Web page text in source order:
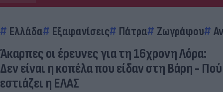
Ελλάδα Εξαφανίσεις Πάτρα Ζωγράφου
Άκαρπες οι έρευνες για τη 16χρονη Λόρα:
Δεν είναι η κοπέλα που είδαν στη Βάρη - Πού
εστιάζει η ΕΛΑΣ